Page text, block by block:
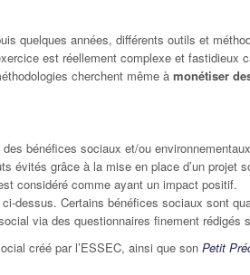
quelques années, différents outils et
est réellement complexe et fastidieux
cherchent même à monétiser
bénéfices sociaux et/ou
évités grâce à la mise en place d’un projet
considéré comme ayant un impact positif.
dessus. Certains bénéfices sociaux sont
via des questionnaires finement rédigés
créé par l’ESSEC, ainsi que son Petit